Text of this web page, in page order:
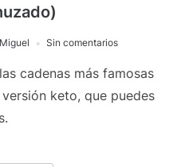
Sin comentarios
cadenas más famosas
keto, que puedes